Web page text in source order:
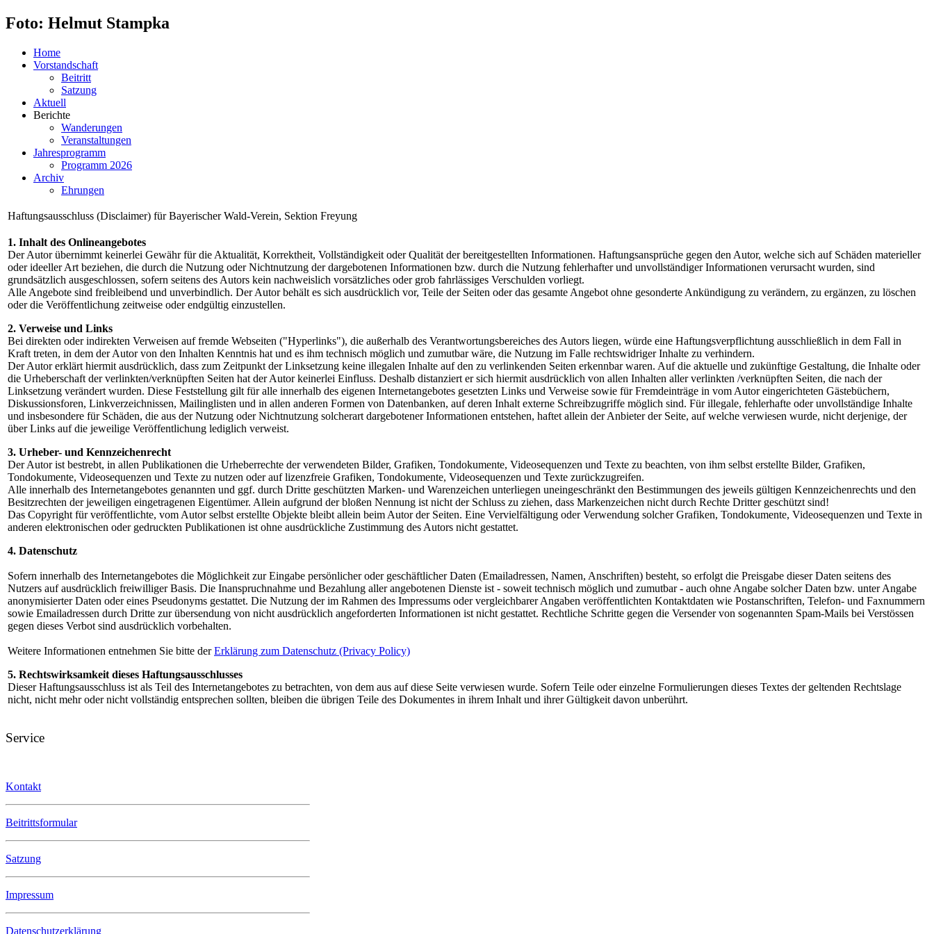
Foto: Helmut Stampka
Home
Vorstandschaft
Beitritt
Satzung
Aktuell
Berichte
Wanderungen
Veranstaltungen
Jahresprogramm
Programm 2026
Archiv
Ehrungen
Haftungsausschluss (Disclaimer) für Bayerischer Wald-Verein, Sektion Freyung
1. Inhalt des Onlineangebotes
Der Autor übernimmt keinerlei Gewähr für die Aktualität, Korrektheit, Vollständigkeit oder Qualität der bereitgestellten Informationen. Haftungsansprüche gegen den Autor, welche sich auf Schäden materieller
oder ideeller Art beziehen, die durch die Nutzung oder Nichtnutzung der dargebotenen Informationen bzw. durch die Nutzung fehlerhafter und unvollständiger Informationen verursacht wurden, sind
grundsätzlich ausgeschlossen, sofern seitens des Autors kein nachweislich vorsätzliches oder grob fahrlässiges Verschulden vorliegt.
Alle Angebote sind freibleibend und unverbindlich. Der Autor behält es sich ausdrücklich vor, Teile der Seiten oder das gesamte Angebot ohne gesonderte Ankündigung zu verändern, zu ergänzen, zu löschen
oder die Veröffentlichung zeitweise oder endgültig einzustellen.
2. Verweise und Links
Bei direkten oder indirekten Verweisen auf fremde Webseiten ("Hyperlinks"), die außerhalb des Verantwortungsbereiches des Autors liegen, würde eine Haftungsverpflichtung ausschließlich in dem Fall in
Kraft treten, in dem der Autor von den Inhalten Kenntnis hat und es ihm technisch möglich und zumutbar wäre, die Nutzung im Falle rechtswidriger Inhalte zu verhindern.
Der Autor erklärt hiermit ausdrücklich, dass zum Zeitpunkt der Linksetzung keine illegalen Inhalte auf den zu verlinkenden Seiten erkennbar waren. Auf die aktuelle und zukünftige Gestaltung, die Inhalte oder
die Urheberschaft der verlinkten/verknüpften Seiten hat der Autor keinerlei Einfluss. Deshalb distanziert er sich hiermit ausdrücklich von allen Inhalten aller verlinkten /verknüpften Seiten, die nach der
Linksetzung verändert wurden. Diese Feststellung gilt für alle innerhalb des eigenen Internetangebotes gesetzten Links und Verweise sowie für Fremdeinträge in vom Autor eingerichteten Gästebüchern,
Diskussionsforen, Linkverzeichnissen, Mailinglisten und in allen anderen Formen von Datenbanken, auf deren Inhalt externe Schreibzugriffe möglich sind. Für illegale, fehlerhafte oder unvollständige Inhalte
und insbesondere für Schäden, die aus der Nutzung oder Nichtnutzung solcherart dargebotener Informationen entstehen, haftet allein der Anbieter der Seite, auf welche verwiesen wurde, nicht derjenige, der
über Links auf die jeweilige Veröffentlichung lediglich verweist.
3. Urheber- und Kennzeichenrecht
Der Autor ist bestrebt, in allen Publikationen die Urheberrechte der verwendeten Bilder, Grafiken, Tondokumente, Videosequenzen und Texte zu beachten, von ihm selbst erstellte Bilder, Grafiken,
Tondokumente, Videosequenzen und Texte zu nutzen oder auf lizenzfreie Grafiken, Tondokumente, Videosequenzen und Texte zurückzugreifen.
Alle innerhalb des Internetangebotes genannten und ggf. durch Dritte geschützten Marken- und Warenzeichen unterliegen uneingeschränkt den Bestimmungen des jeweils gültigen Kennzeichenrechts und den
Besitzrechten der jeweiligen eingetragenen Eigentümer. Allein aufgrund der bloßen Nennung ist nicht der Schluss zu ziehen, dass Markenzeichen nicht durch Rechte Dritter geschützt sind!
Das Copyright für veröffentlichte, vom Autor selbst erstellte Objekte bleibt allein beim Autor der Seiten. Eine Vervielfältigung oder Verwendung solcher Grafiken, Tondokumente, Videosequenzen und Texte in
anderen elektronischen oder gedruckten Publikationen ist ohne ausdrückliche Zustimmung des Autors nicht gestattet.
4. Datenschutz
Sofern innerhalb des Internetangebotes die Möglichkeit zur Eingabe persönlicher oder geschäftlicher Daten (Emailadressen, Namen, Anschriften) besteht, so erfolgt die Preisgabe dieser Daten seitens des
Nutzers auf ausdrücklich freiwilliger Basis. Die Inanspruchnahme und Bezahlung aller angebotenen Dienste ist - soweit technisch möglich und zumutbar - auch ohne Angabe solcher Daten bzw. unter Angabe
anonymisierter Daten oder eines Pseudonyms gestattet. Die Nutzung der im Rahmen des Impressums oder vergleichbarer Angaben veröffentlichten Kontaktdaten wie Postanschriften, Telefon- und Faxnummern
sowie Emailadressen durch Dritte zur übersendung von nicht ausdrücklich angeforderten Informationen ist nicht gestattet. Rechtliche Schritte gegen die Versender von sogenannten Spam-Mails bei Verstössen
gegen dieses Verbot sind ausdrücklich vorbehalten.
Weitere Informationen entnehmen Sie bitte derErklärung zum Datenschutz (Privacy Policy)
5. Rechtswirksamkeit dieses Haftungsausschlusses
Dieser Haftungsausschluss ist als Teil des Internetangebotes zu betrachten, von dem aus auf diese Seite verwiesen wurde. Sofern Teile oder einzelne Formulierungen dieses Textes der geltenden Rechtslage
nicht, nicht mehr oder nicht vollständig entsprechen sollten, bleiben die übrigen Teile des Dokumentes in ihrem Inhalt und ihrer Gültigkeit davon unberührt.
Service
Kontakt
Beitrittsformular
Satzung
Impressum
Datenschutzerklärung